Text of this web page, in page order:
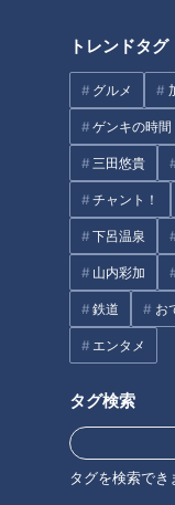
トレンドタグ
グルメ
ゲンキの時間
三田悠貴
チャント！
下呂温泉
山内彩加
鉄道 お
エンタメ
タグ検索
タグを検索でき
ッコって歩くの!?」
そこで鳥羽水族館
ッコのイメージ通り
見ていても、歩く気
しかし、食事の時